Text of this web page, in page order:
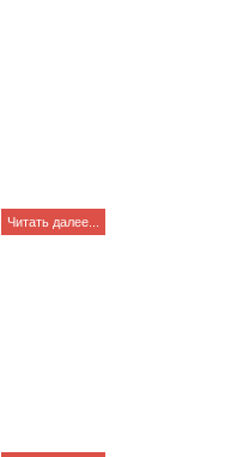
Читать далее...